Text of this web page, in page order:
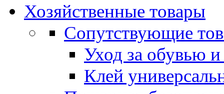
Хозяйственные товары
Сопутствующие
Уход за обувью
Клей